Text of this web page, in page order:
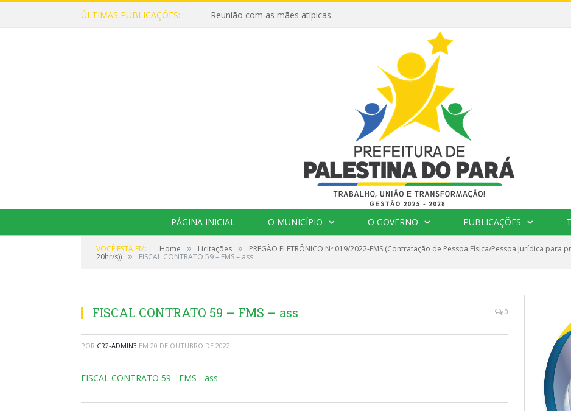
ÚLTIMAS PUBLICAÇÕES: Reunião com as mães atípicas
PÁGINA INICIAL O MUNICÍPIO O GOVERNO PUBLICAÇÕES
VOCÊ ESTÁ EM: Home » Licitações » PREGÃO ELETRÔNICO Nº 019/2022-FMS (Contratação de Pessoa Física/Pessoa Jurídica
20hr/s)) » FISCAL CONTRATO 59 – FMS – ass
FISCAL CONTRATO 59 – FMS – ass 0
POR CR2-ADMIN3 EM 20 DE OUTUBRO DE 2022
FISCAL CONTRATO 59 - FMS - ass